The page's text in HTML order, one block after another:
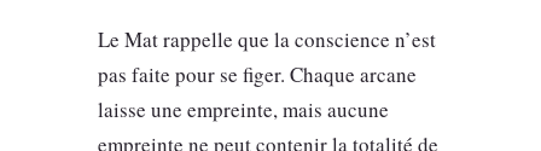
Le Mat rappelle que la conscience n’est
pas faite pour se figer. Chaque arcane
laisse une empreinte, mais aucune
empreinte ne peut contenir la totalité de